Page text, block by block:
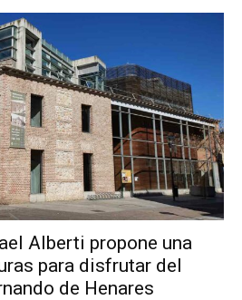
Alberti propone una
para disfrutar del
de Henares